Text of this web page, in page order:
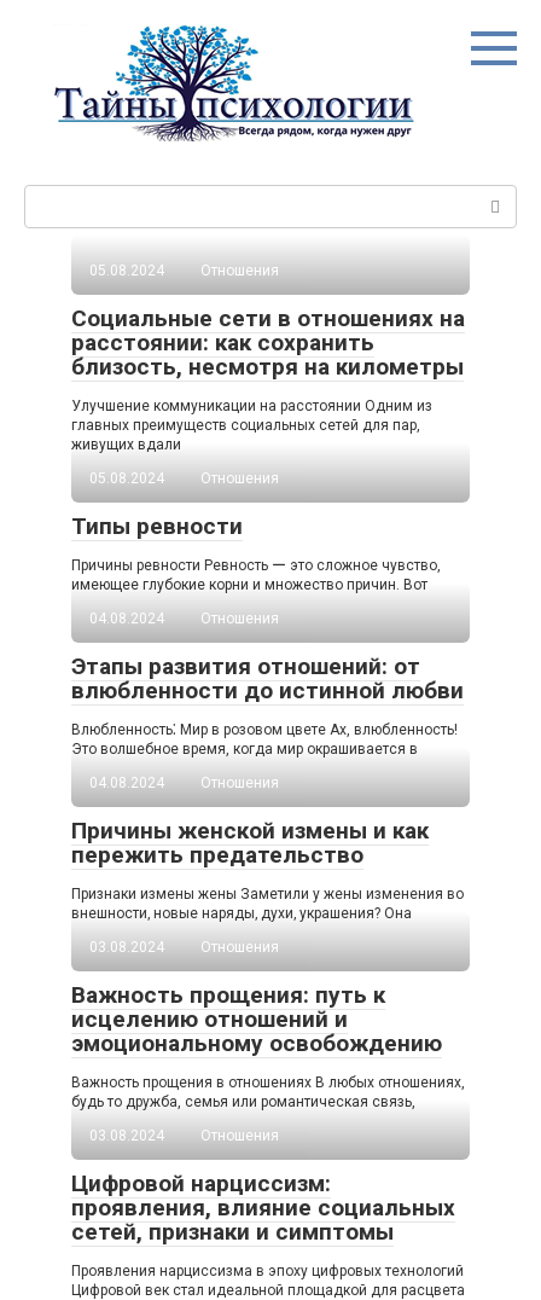
05.08.2024 Отношения
Социальные сети в отношениях на
расстоянии: как сохранить
близость, несмотря на километры
Улучшение коммуникации на расстоянии Одним из
главных преимуществ социальных сетей для пар,
живущих вдали
05.08.2024
Отношения
Типы ревности
Причины ревности Ревность ー это сложное чувство,
имеющее глубокие корни и множество причин.​ Вот
04.08.2024
Отношения
Этапы развития отношений: от
влюбленности до истинной любви
Влюбленность⁚ Мир в розовом цвете Ах, влюбленность!​
Это волшебное время, когда мир окрашивается в
04.08.2024
Отношения
Причины женской измены и как
пережить предательство
Признаки измены жены Заметили у жены изменения во
внешности‚ новые наряды‚ духи‚ украшения?​ Она
03.08.2024
Отношения
Важность прощения: путь к
исцелению отношений и
эмоциональному освобождению
Важность прощения в отношениях В любых отношениях,
будь то дружба, семья или романтическая связь,
03.08.2024
Отношения
Цифровой нарциссизм:
проявления, влияние социальных
сетей, признаки и симптомы
Проявления нарциссизма в эпоху цифровых технологий
Цифровой век стал идеальной площадкой для расцвета